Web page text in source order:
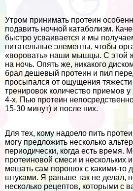
Утром принимать протеин
подавить ночной катаболизм.
быстро усваивается и мы
питательные элементы, чтобы
«воровать» наши мышцы. С этой
на ночь. Опять же, никакого
брал дешевый протеин и пил
просыпался от ощущения
тренировок количество приемов
4-х. Пью протеин
15-30 минут) и после них.
Для тех, кому надоело пить
могу предложить несколько
периодически, когда есть время.
протеиновой смеси и нескольких
мешать сам порошок с какими-то
штуками. Я раньше так не делал,
несколько рецептов, которыми с